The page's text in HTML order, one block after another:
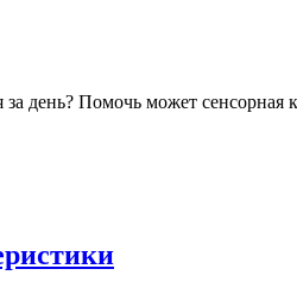
день? Помочь может сенсорная